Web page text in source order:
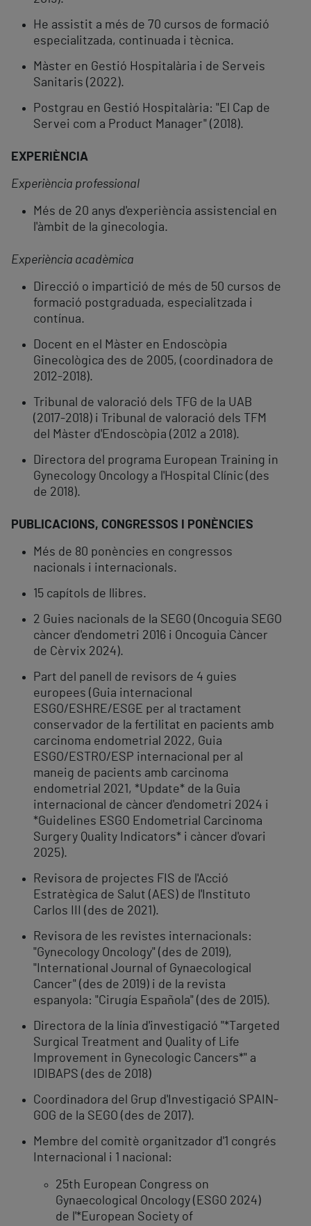
He assistit a més de 70 cursos de formació
especialitzada, continuada i tècnica.
Màster en Gestió Hospitalària i de Serveis
Sanitaris (2022).
Postgrau en Gestió Hospitalària: "El Cap de
Servei com a Product Manager" (2018).
EXPERIÈNCIA
Experiència professional
Més de 20 anys d'experiència assistencial en
l'àmbit de la ginecologia.
Experiència acadèmica
Direcció o impartició de més de 50 cursos de
formació postgraduada, especialitzada i
contínua.
Docent en el Màster en Endoscòpia
Ginecològica des de 2005, (coordinadora de
2012-2018).
Tribunal de valoració dels TFG de la UAB
(2017-2018) i Tribunal de valoració dels TFM
del Màster d'Endoscòpia (2012 a 2018).
Directora del programa European Training in
Gynecology Oncology a l'Hospital Clínic (des
de 2018).
PUBLICACIONS, CONGRESSOS I PONÈNCIES
Més de 80 ponències en congressos
nacionals i internacionals.
15 capítols de llibres.
2 Guies nacionals de la SEGO (Oncoguia SEGO
càncer d'endometri 2016 i Oncoguia Càncer
de Cèrvix 2024).
Part del panell de revisors de 4 guies
europees (Guia internacional
ESGO/ESHRE/ESGE per al tractament
conservador de la fertilitat en pacients amb
carcinoma endometrial 2022, Guia
ESGO/ESTRO/ESP internacional per al
maneig de pacients amb carcinoma
endometrial 2021, *Update* de la Guia
internacional de càncer d'endometri 2024 i
*Guidelines ESGO Endometrial Carcinoma
Surgery Quality Indicators* i càncer d'ovari
2025).
Revisora de projectes FIS de l'Acció
Estratègica de Salut (AES) de l'Instituto
Carlos III (des de 2021).
Revisora de les revistes internacionals:
"Gynecology Oncology" (des de 2019),
"International Journal of Gynaecological
Cancer" (des de 2019) i de la revista
espanyola: "Cirugía Española" (des de 2015).
Directora de la línia d'investigació "*Targeted
Surgical Treatment and Quality of Life
Improvement in Gynecologic Cancers*" a
IDIBAPS (des de 2018)
Coordinadora del Grup d'Investigació SPAIN-
GOG de la SEGO (des de 2017).
Membre del comitè organitzador d'1 congrés
Internacional i 1 nacional:
25th European Congress on
Gynaecological Oncology (ESGO 2024)
de l'*European Society of